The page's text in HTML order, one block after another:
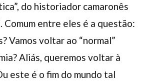
do historiador camaronês
Comum entre eles é a questão:
Vamos voltar ao “normal”
Aliás, queremos voltar à
este é o fim do mundo tal